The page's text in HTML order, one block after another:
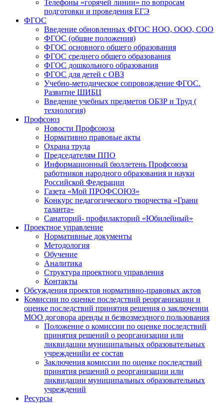
Телефоны «горячей линии» по вопросам
подготовки и проведения ЕГЭ
ФГОС
Введение обновленных ФГОС НОО, ООО, СОО
ФГОС (общие положения)
ФГОС основного общего образования
ФГОС среднего общего образования
ФГОС дошкольного образования
ФГОС для детей с ОВЗ
Учебно-методическое сопровождение ФГОС.
Развитие ШИБЦ
Введение учебных предметов ОБЗР и Труд (
технология)
Профсоюз
Новости Профсоюза
Нормативно правовые акты
Охрана труда
Председателям ППО
Информационный бюллетень Профсоюза
работников народного образования и науки
Российской Федерации
Газета «Мой ПРОФСОЮЗ»
Конкурс педагогического творчества «Грани
таланта»
Санаторий- профилакторий «Юбилейный»
Проектное управление
Нормативные документы
Методология
Обучение
Аналитика
Структура проектного управления
Контакты
Обсуждения проектов нормативно-правовых актов
Комиссии по оценке последствий реорганизации и
оценке последствий принятия решения о заключении
МОО договора аренды и безвозмездного пользования
Положение о комиссии по оценке последствий
принятия решений о реорганизации или
ликвидации муниципальных образовательных
учрежденийи ее состав
Заключения комиссии по оценке последствий
принятия решений о реорганизации или
ликвидации муниципальных образовательных
учреждений
Ресурсы